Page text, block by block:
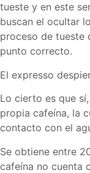
tueste y en este
buscan el ocultar
proceso de tueste
punto correcto.
El expresso
Lo cierto es que
propia cafeína, la
contacto con el
Se obtiene entre
cafeína no cuenta